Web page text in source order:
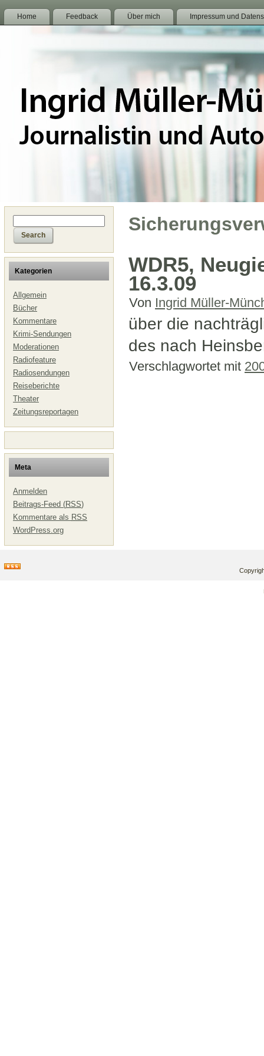
Home Feedback Über mich Impressum und
Kategorien
Allgemein
Bücher
Kommentare
Krimi-Sendungen
Moderationen
Radiofeature
Radiosendungen
Reiseberichte
Theater
Zeitungsreportagen
Meta
Anmelden
Beitrags-Feed (RSS)
Kommentare als RSS
WordPress.org
WDR5,
16.3.09
Von Ingrid Müller-
über die
des nach
Verschlagwortet mit